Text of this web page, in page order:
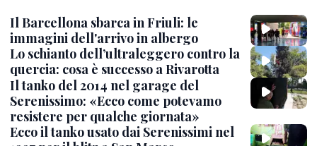
Il Barcellona sbarca in Friuli: le
immagini dell'arrivo in albergo
Lo schianto dell’ultraleggero contro la
quercia: cosa è successo a Rivarotta
Il tanko del 2014 nel garage del
Serenissimo: «Ecco come potevamo
resistere per qualche giornata»
Ecco il tanko usato dai Serenissimi nel